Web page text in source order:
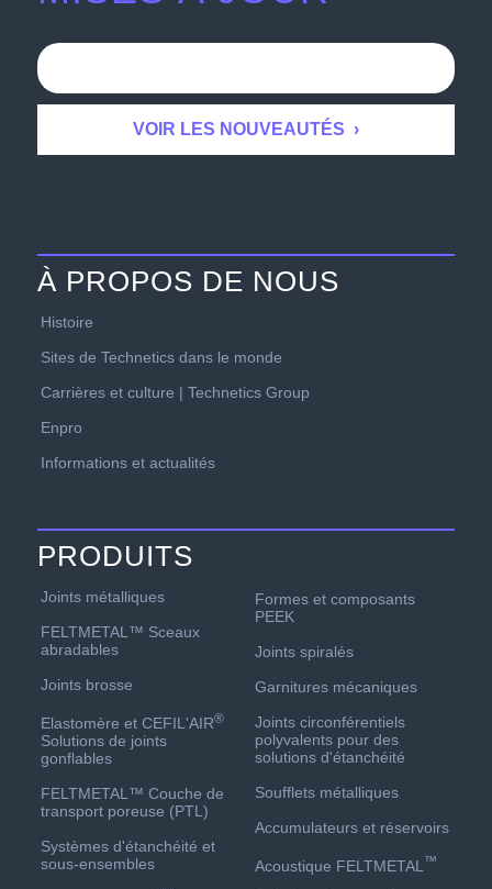
À PROPOS DE NOUS
Histoire
Sites de Technetics dans le monde
Carrières et culture | Technetics Group
Enpro
Informations et actualités
PRODUITS
Joints métalliques
FELTMETAL™ Sceaux
abradables
Joints brosse
Elastomère et CEFIL'AIR®
Solutions de joints
gonflables
FELTMETAL™ Couche de
transport poreuse (PTL)
Systèmes d'étanchéité et
sous-ensembles
Formes et composants
PEEK
Joints spiralés
Garnitures mécaniques
Joints circonférentiels
polyvalents pour des
solutions d'étanchéité
Soufflets métalliques
Accumulateurs et réservoirs
Acoustique FELTMETAL ™